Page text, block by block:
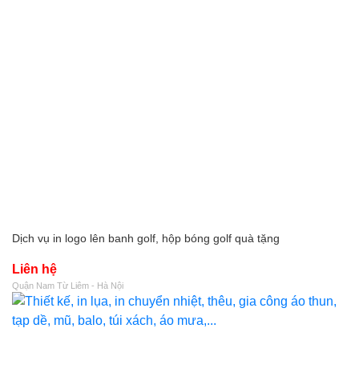
Dịch vụ in logo lên banh golf, hộp bóng golf quà tặng
Liên hệ
Quận Nam Từ Liêm - Hà Nội